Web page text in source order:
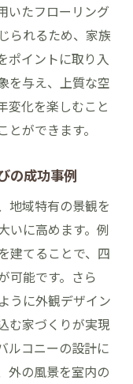
いたフローリング
られるため、家族
ポイントに取り入
を与え、上質な空
変化を楽しむこと
ができます。
の成功事例
地域特有の景観を
いに高めます。例
建てることで、四
可能です。さら
うに外観デザイン
む家づくりが実現
ルコニーの設計に
外の風景を室内の